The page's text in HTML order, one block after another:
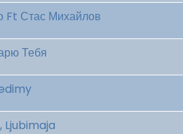
Ft Стас Михайлов
Тебя
Ljubimaja